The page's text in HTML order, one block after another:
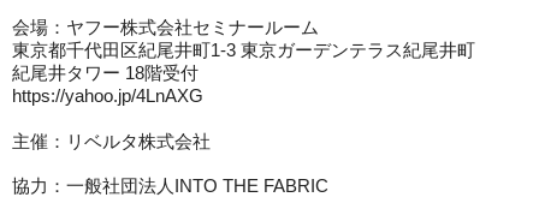
会場：ヤフー株式会社セミナールーム
東京都千代田区紀尾井町1-3 東京ガーデンテラス紀尾井町
紀尾井タワー 18階受付
https://yahoo.jp/4LnAXG
主催： リベルタ株式会社
協力： 一般社団法人 INTO THE FABRIC